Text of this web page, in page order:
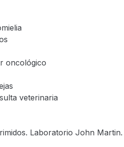
oncológico
veterinaria
Laboratorio John Martin.